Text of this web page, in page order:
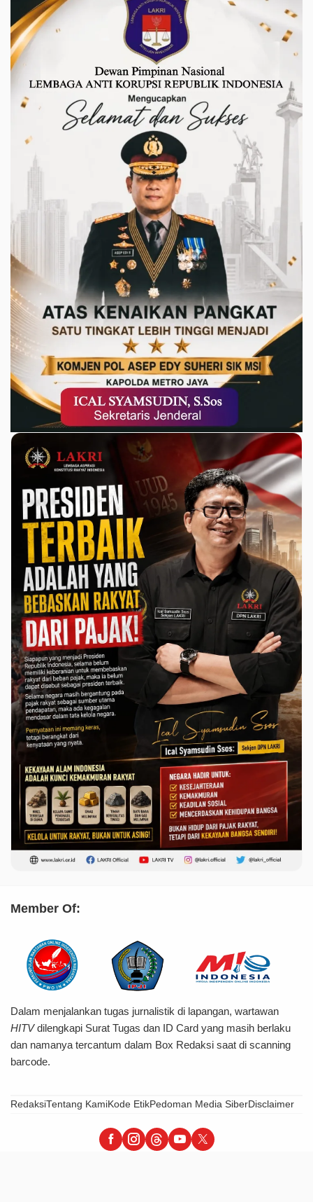
Member Of:
Dalam menjalankan tugas jurnalistik di lapangan, wartawan
HITVdilengkapi Surat Tugas dan ID Card yang masih berlaku
dan namanya tercantum dalam Box Redaksi saat di scanning
barcode.
RedaksiTentang KamiKode EtikPedoman Media SiberDisclaimer